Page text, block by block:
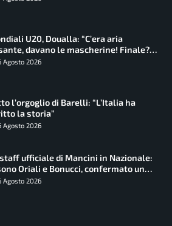
U20, Doualla: “C’era aria
davano le mascherine! Finale?
ho nulla da perdere”
Agosto 2026
l’orgoglio di Barelli: “L’Italia ha
la storia”
Agosto 2026
ufficiale di Mancini in Nazionale:
Oriali e Bonucci, confermato un
Agosto 2026